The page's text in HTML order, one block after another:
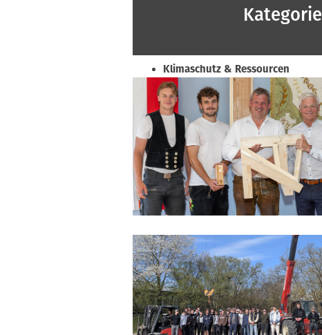
Kategorie
Klimaschutz & Ressourcen
Normen & Fachregeln
Prävention & Arbeitsschutz
Recht & Wirtschaft
Soziales & Tarifpolitik
Verband & Innungen
Interviews
Innung